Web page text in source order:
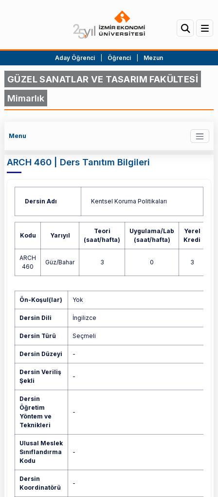
Aday Öğrenci Öğrenci Mezun
GÜZEL SANATLAR VE TASARIM FAKÜLTESİ
Mimarlık
Menu
ARCH 460 | Ders Tanıtım Bilgileri
Dersin Adı Kentsel Koruma Politikaları
Kodu Yarıyıl
Teori
(saat/hafta)
Uygulama/Lab
(saat/hafta)
Yerel
Kredi
ARCH
460
Güz/Bahar 3 0 3
Yok
Ön-Koşul(lar) Yok
Dersin Dili İngilizce
Dersin Türü Seçmeli
Dersin Düzeyi -
Dersin Veriliş
Şekli
-
Dersin
Öğretim
Yöntem ve
Teknikleri
-
Ulusal Meslek
Sınıflandırma
Kodu
-
Dersin
Koordinatörü
-